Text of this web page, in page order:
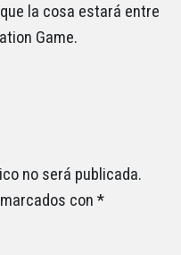
la cosa estará entre
Game.
no será publicada.
con *